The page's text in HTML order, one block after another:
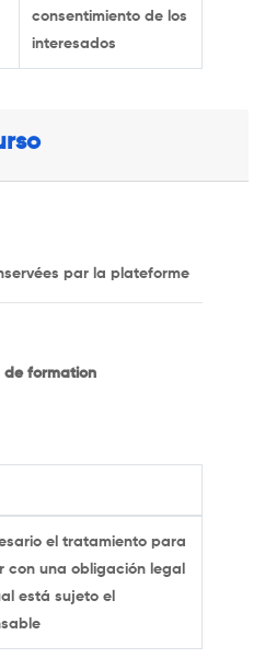
consentimiento de los
interesados
par la plateforme
de formation
el tratamiento para
con una obligación legal
está sujeto el